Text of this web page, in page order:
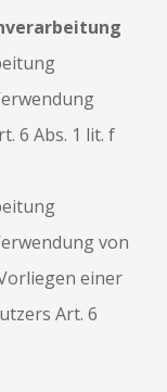
6 Abs. 1 lit. f
von
einer
Art. 6